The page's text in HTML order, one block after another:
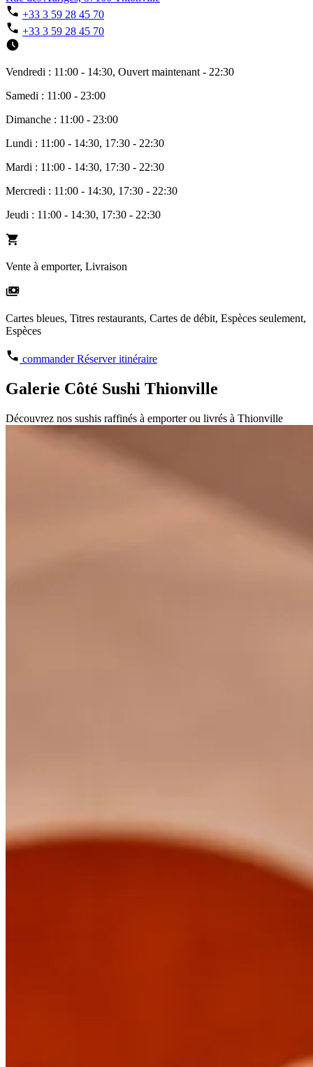
+33 3 59 28 45 70
+33 3 59 28 45 70
Vendredi : 11:00 - 14:30, Ouvert maintenant - 22:30
Samedi : 11:00 - 23:00
Dimanche : 11:00 - 23:00
Lundi : 11:00 - 14:30, 17:30 - 22:30
Mardi : 11:00 - 14:30, 17:30 - 22:30
Mercredi : 11:00 - 14:30, 17:30 - 22:30
Jeudi : 11:00 - 14:30, 17:30 - 22:30
Vente à emporter, Livraison
Cartes bleues, Titres restaurants, Cartes de débit, Espèces seulement,
Espèces
commanderRéserveritinéraire
Galerie Côté Sushi Thionville
Découvrez nos sushis raffinés à emporter ou livrés à Thionville